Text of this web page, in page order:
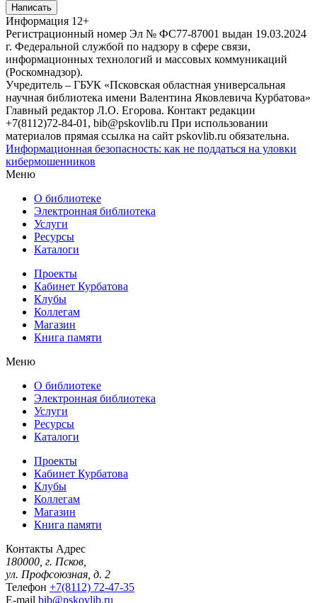
Написать
Информация 12+
Регистрационный номер Эл № ФС77-87001 выдан 19.03.2024
г. Федеральной службой по надзору в сфере связи,
информационных технологий и массовых коммуникаций
(Роскомнадзор).
Учредитель – ГБУК «Псковская областная универсальная
научная библиотека имени Валентина Яковлевича Курбатова»
Главный редактор Л.О. Егорова. Контакт редакции
+7(8112)72-84-01, bib@pskovlib.ru При использовании
материалов прямая ссылка на сайт pskovlib.ru обязательна.
Информационная безопасность: как не поддаться на уловки
кибермошенников
Меню
О библиотеке
Электронная библиотека
Услуги
Ресурсы
Каталоги
Проекты
Кабинет Курбатова
Клубы
Коллегам
Магазин
Книга памяти
Меню
О библиотеке
Электронная библиотека
Услуги
Ресурсы
Каталоги
Проекты
Кабинет Курбатова
Клубы
Коллегам
Магазин
Книга памяти
Контакты Адрес
180000, г. Псков,
ул. Профсоюзная, д. 2
Телефон +7(8112) 72-47-35
E-mail bib@pskovlib.ru